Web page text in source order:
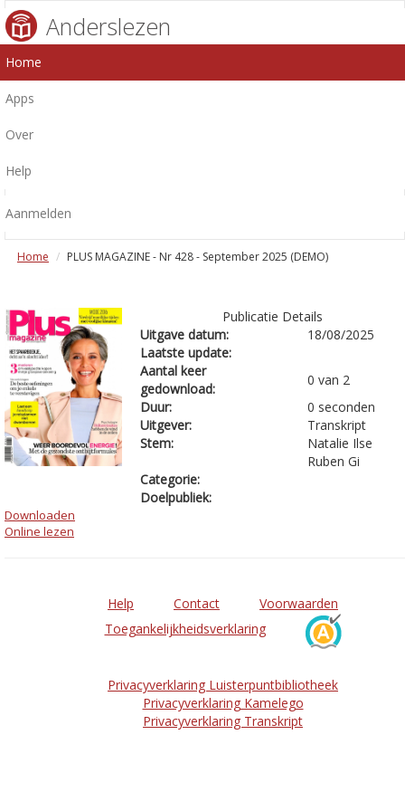
Anderslezen
Home
Apps
Over
Help
Aanmelden
Home PLUS MAGAZINE - Nr 428 - September 2025 (DEMO)
Publicatie Details
Uitgave datum:
18/08/2025
Laatste update:
Aantal keer
gedownload:
0 van 2
Duur:
0 seconden
Uitgever:
Transkript
Stem:
Natalie Ilse
Ruben Gi
Categorie:
Doelpubliek:
Downloaden
Online lezen
Help Contact
Voorwaarden
Toegankelijkheidsverklaring
Privacyverklaring Luisterpuntbibliotheek
Privacyverklaring Kamelego
Privacyverklaring Transkript